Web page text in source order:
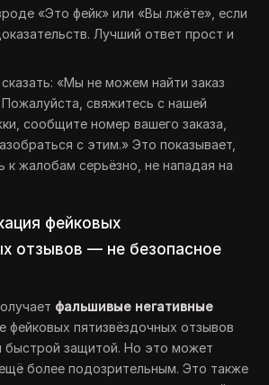
«Это фейк» или «Вы лжёте», если
Лучший ответ прост и
«Мы не можем найти заказ
свяжитесь с нашей
сообщите номер вашего заказа,
с этим.» Это показывает,
к жалобам серьёзно, не нападая на
фейковых
отзывов — не безопасное
фальшивые негативные
фейковых пятизвёздочных отзывов
быстрой защитой. Но это может
более подозрительным. Это также